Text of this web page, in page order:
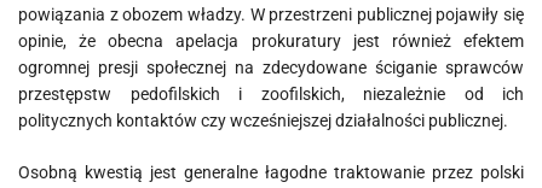
powiązania z obozem władzy. W przestrzeni publicznej pojawiły się
opinie, że obecna apelacja prokuratury jest również efektem
ogromnej presji społecznej na zdecydowane ściganie sprawców
przestępstw pedofilskich i zoofilskich, niezależnie od ich
politycznych kontaktów czy wcześniejszej działalności publicznej.
Osobną kwestią jest generalne łagodne traktowanie przez polski